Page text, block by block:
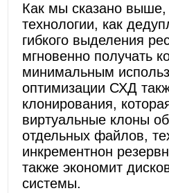
Как мы сказано выше,
технологии, как
гибкого выделения
мгновенно получать
минимальным
оптимизации СХД
клонирования,
виртуальные клоны
отдельных файлов,
инкрементнон
также экономит
системы.